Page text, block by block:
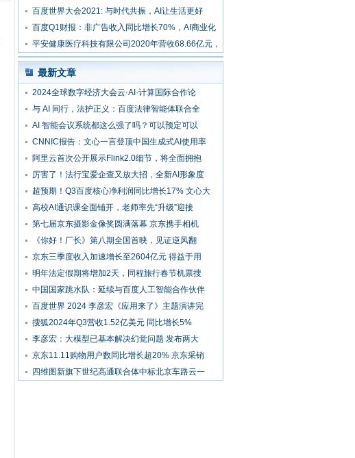
9000万
百度世界大会2021: 与时代共振，AI让生活更好
百度Q1财报：非广告收入同比增长70%，AI商业化
提速
平安健康医疗科技有限公司2020年营收68.66亿元，
全面推进战略升
最新文章
2024全球数字经济大会云·AI·计算国际合作论
与 AI 同行，法护正义：百度法律智能体联合全
AI 智能会议系统都这么强了吗？可以预定可以
CNNIC报告：文心一言登顶中国生成式AI使用率
阿里云首次公开展示Flink2.0细节，将全面拥抱
厉害了！法行宝爱企查又放大招，全新AI形象度
超预期！Q3百度核心净利润同比增长17% 文心大
高校AI通识课全面铺开，老师率先“升级”迎接
第七届京东摄影金像奖圆满落幕 京东携手相机
《你好！厂长》第八期全国首映，见证逆风翻
京东三季度收入加速增长至2604亿元 得益于用
明年法定假期将增加2天，同程旅行春节机票搜
中国国家跳水队：延续与百度人工智能合作伙伴
百度世界 2024 李彦宏《应用来了》主题演讲完
搜狐2024年Q3营收1.52亿美元 同比增长5%
李彦宏：大模型已基本解决幻觉问题 发布两大
京东11.11购物用户数同比增长超20% 京东采销
四维图新旗下世纪高通联合体中标北京车路云一